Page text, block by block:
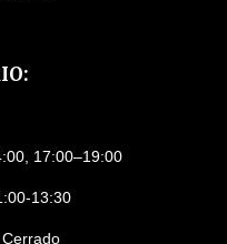
17:00–19:00
13:30